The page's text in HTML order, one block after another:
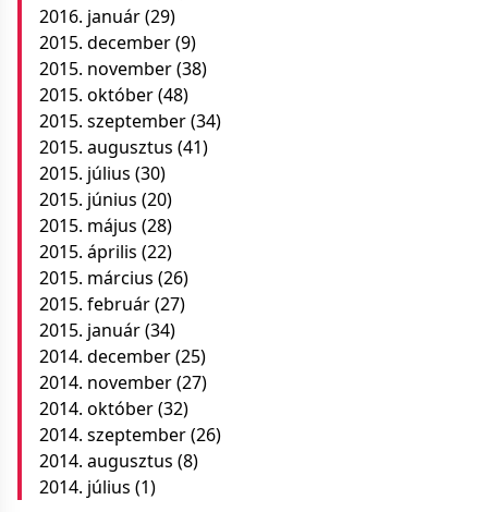
2016. január(29)
2015. december(9)
2015. november(38)
2015. október(48)
2015. szeptember(34)
2015. augusztus (41)
2015. július (30)
2015. június (20)
2015. május (28)
2015. április (22)
2015. március (26)
2015. február(27)
2015. január(34)
2014. december(25)
2014. november(27)
2014. október(32)
2014. szeptember(26)
2014. augusztus (8)
2014. július (1)